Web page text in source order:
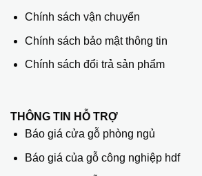
Chính sách vận chuyển
Chính sách bảo mật thông tin
Chính sách đổi trả sản phẩm
THÔNG TIN HỖ TRỢ
Báo giá cửa gỗ phòng ngủ
Báo giá của gỗ công nghiệp hdf